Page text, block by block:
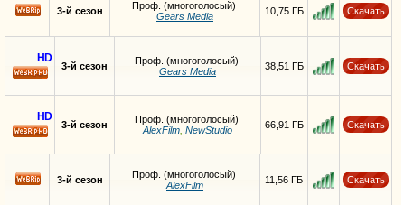
3-й сезон
Проф. (многоголосый)
Gears Media
10,75 ГБ Скачать
HD
3-й сезон
Проф. (многоголосый)
Gears Media
38,51 ГБ Скачать
HD
3-й сезон
Проф. (многоголосый)
AlexFilm NewStudio 66,91 ГБ Скачать
3-й сезон
Проф. (многоголосый)
AlexFilm
11,56 ГБ Скачать